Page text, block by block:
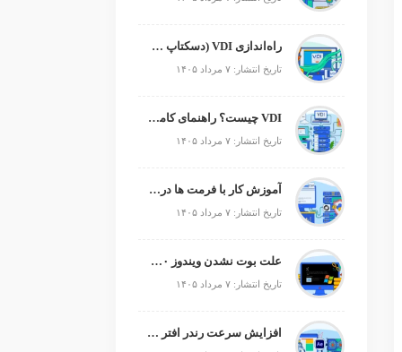
راه‌اندازی VDI (دسکتاپ مجازی)
تاریخ انتشار: ۷ مرداد ۱۴۰۵
VDI چیست؟ راهنمای کامل زیرساخت دسکتاپ مجازی
تاریخ انتشار: ۷ مرداد ۱۴۰۵
آموزش کار با فرمت ها در پایتون
تاریخ انتشار: ۷ مرداد ۱۴۰۵
علت بوت نشدن ویندوز ۱۰ و ۱۱ + آموزش رفع مشکل (راهنمای گام‌به‌گام)
تاریخ انتشار: ۷ مرداد ۱۴۰۵
افزایش سرعت رندر افتر افکت؛ رفع کندی After Effects